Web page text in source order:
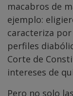
macabros de
ejemplo:
caracteriza
perfiles
Corte de
intereses de
Pero no solo